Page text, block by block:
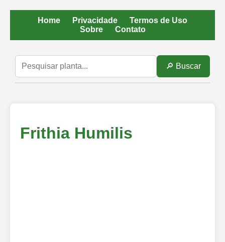
Home Privacidade
Termos de Uso
Sobre
Contato
🔎 Buscar
Frithia Humilis